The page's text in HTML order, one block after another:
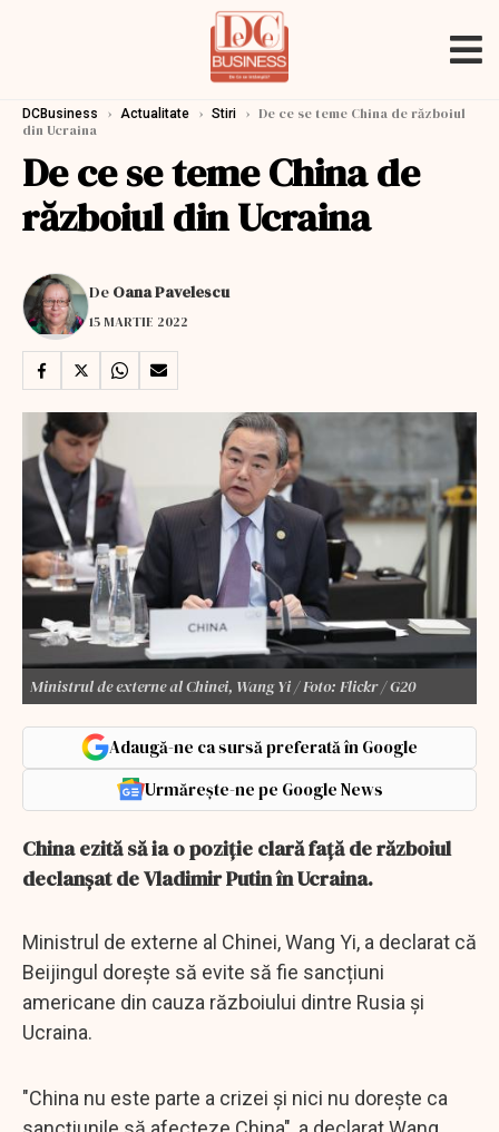
DCBusiness › Actualitate › Stiri › De ce se teme China de războiul
din Ucraina
De ce se teme China de
războiul din Ucraina
De Oana Pavelescu
15 MARTIE 2022
Ministrul de externe al Chinei, Wang Yi / Foto: Flickr / G20
Adaugă-ne ca sursă preferată în Google
Urmărește-ne pe Google News
China ezită să ia o poziție clară față de războiul
declanșat de Vladimir Putin în Ucraina.
Ministrul de externe al Chinei, Wang Yi, a declarat că
Beijingul dorește să evite să fie sancțiuni
americane din cauza războiului dintre Rusia și
Ucraina.
"China nu este parte a crizei și nici nu dorește ca